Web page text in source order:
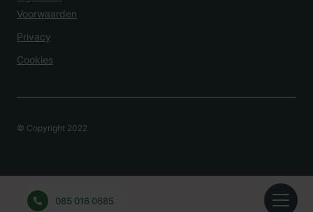
Overlijden Melden?
24 uur per dag bereikbaar
085 016 0685
Voorwaarden
Privacy
Cookies
© Copyright 2022